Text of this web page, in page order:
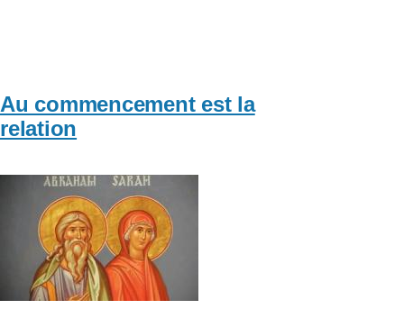
Au commencement est la
relation
Vignette